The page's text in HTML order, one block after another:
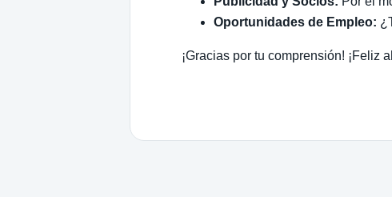
Oportunidades de Empleo:
¡Gracias por tu comprensión! ¡Feliz